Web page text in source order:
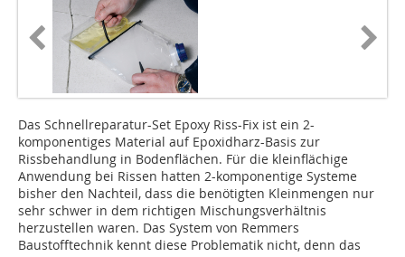
Das Schnellreparatur-Set Epoxy Riss-Fix ist ein 2-
komponentiges Material auf Epoxidharz-Basis zur
Rissbehandlung in Bodenflächen. Für die kleinflächige
Anwendung bei Rissen hatten 2-komponentige Systeme
bisher den Nachteil, dass die benötigten Kleinmengen nur
sehr schwer in dem richtigen Mischungsverhältnis
herzustellen waren. Das System von Remmers
Baustofftechnik kennt diese Problematik nicht, denn das